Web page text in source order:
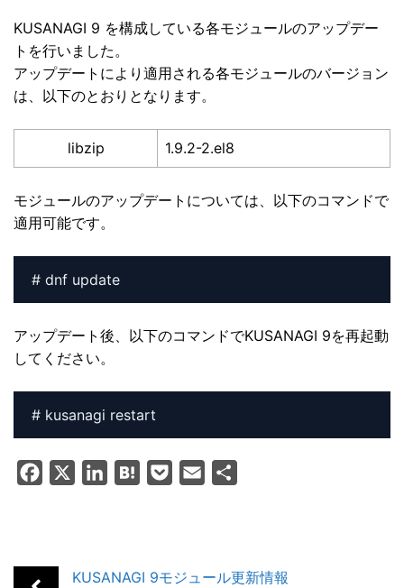
KUSANAGI 9 を構成している各モジュールのアップデー
トを行いました。
アップデートにより適用される各モジュールのバージョン
は、以下のとおりとなります。
libzip 1.9.2-2.el8
モジュールのアップデートについては、以下のコマンドで
適用可能です。
# dnf update
アップデート後、以下のコマンドでKUSANAGI 9を再起動
してください。
# kusanagi restart
e
n
e
l
KUSANAGI 9モジュール更新情報